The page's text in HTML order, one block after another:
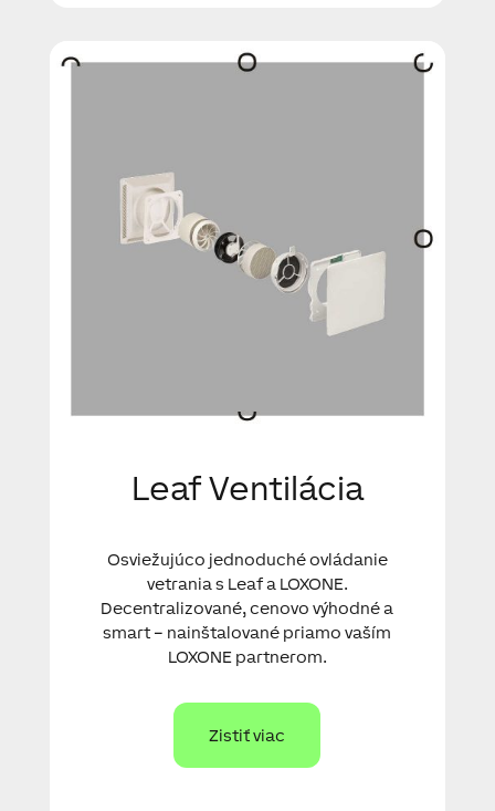
Leaf Ventilácia
Osviežujúco jednoduché ovládanie
vetrania s Leaf a LOXONE.
Decentralizované, cenovo výhodné a
smart – nainštalované priamo vaším
LOXONE partnerom.
Zistiť viac